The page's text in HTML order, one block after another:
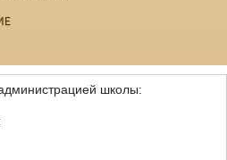
школы: